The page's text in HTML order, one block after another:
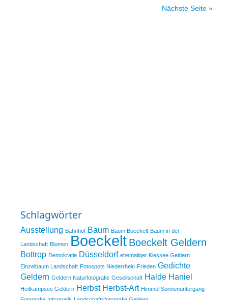
Nächste Seite »
Schlagwörter
Ausstellung Bahnhof Baum Baum Boeckelt Baum in der
Landschaft Blumen Boeckelt Boeckelt Geldern
Bottrop Demokratie Düsseldorf ehemaliger Kiessee Geldern
Einzelbaum Landschaft Fotospots Niederrhein Frieden Gedichte
Geldern Geldern Naturfotografie Gesellschaft Halde Haniel
Heitkampsee Geldern Herbst Herbst-Art Himmel Sonnenuntergang